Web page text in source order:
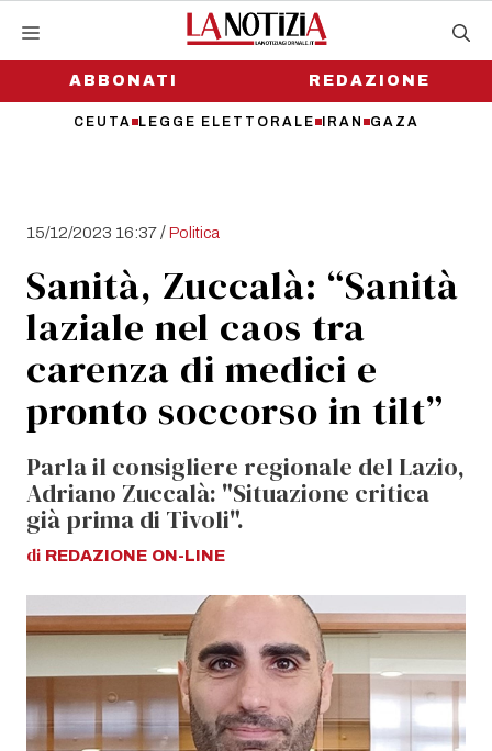
contenutoABBONATI
CEUTA LEGGE ELETTORALE IRAN GAZA
REDAZIONE
15/12/2023 16:37/Politica
Sanità, Zuccalà: “Sanità
laziale nel caos tra
carenza di medici e
pronto soccorso in tilt”
Parla il consigliere regionale del Lazio,
Adriano Zuccalà: "Situazione critica
già prima di Tivoli".
di REDAZIONE ON-LINE